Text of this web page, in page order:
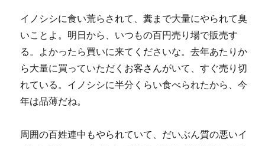
イノシシに食い荒らされて、糞まで大量にやられて臭
いことよ。明日から、いつもの百円売り場で販売す
る。よかったら買いに来てくださいな。去年あたりか
ら大量に買っていただくお客さんがいて、すぐ売り切
れている。イノシシに半分くらい食べられたから、今
年は品薄だね。
周囲の百姓連中もやられていて、だいぶん質の悪いイ